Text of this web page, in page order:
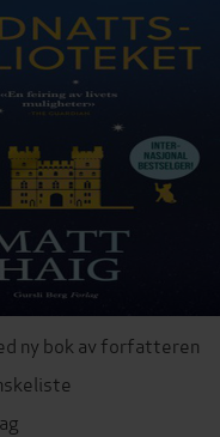
ny bok av forfatteren